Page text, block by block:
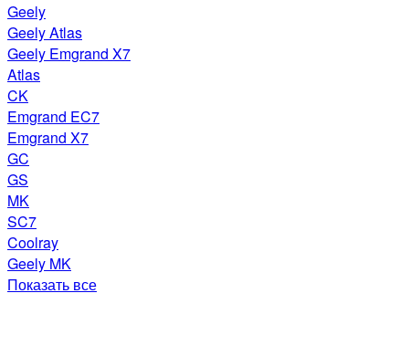
Geely
Geely Atlas
Geely Emgrand X7
Atlas
CK
Emgrand EC7
Emgrand X7
GC
GS
MK
SC7
Coolray
Geely MK
Показать все